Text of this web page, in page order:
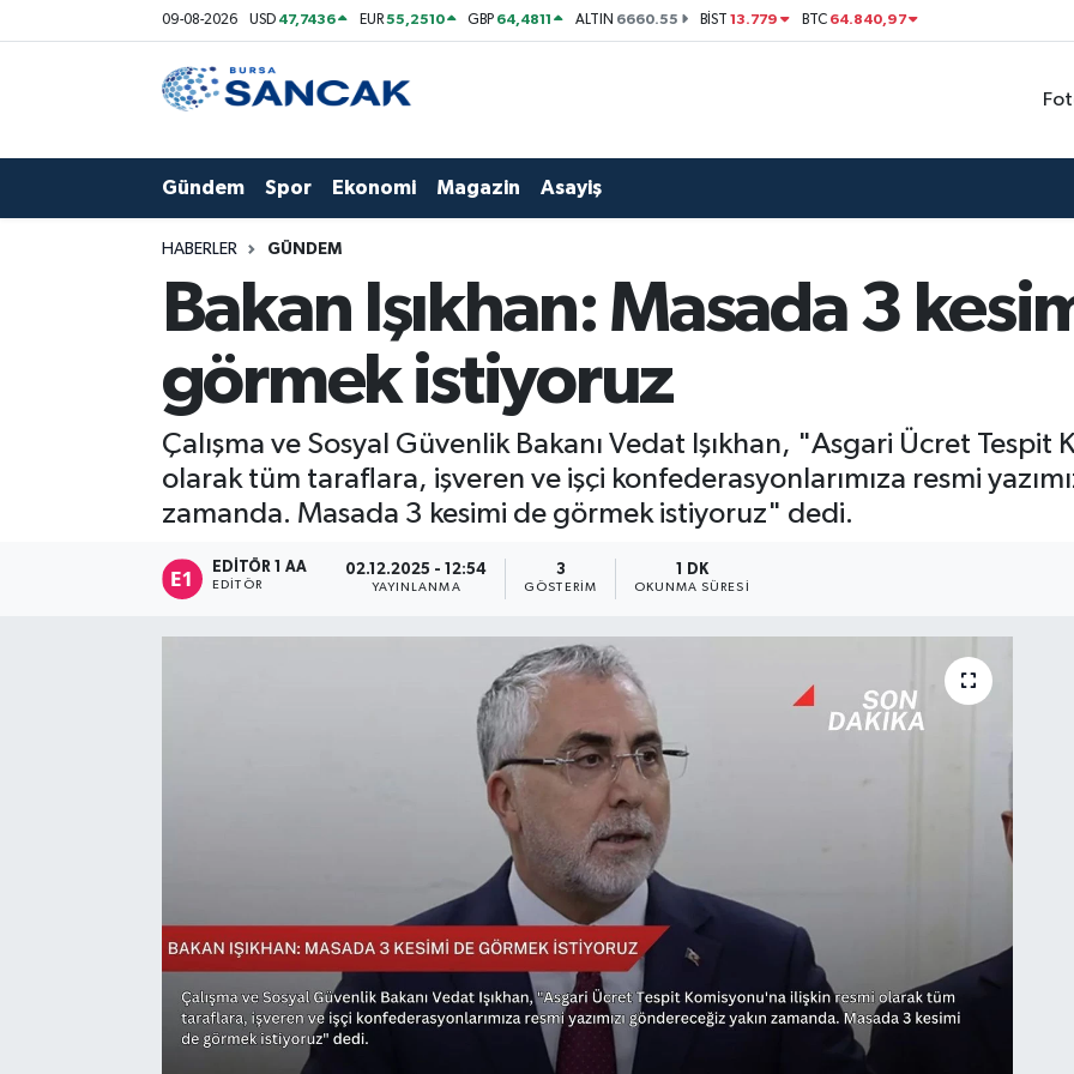
09-08-2026 USD 47,7436 EUR55,2510 GBP 64,4811 ALTIN 6660.55 BİST13.779 BTC 64.840,97
Gündem Spor Ekonomi Magazin Asayiş
HABERLER GÜNDEM
Bakan Işıkhan: Masada 3
görmek istiyoruz
Çalışma ve Sosyal Güvenlik Bakanı Vedat Işıkhan, "Asgari Ücret Tespit
olarak tüm taraflara, işveren ve işçi konfederasyonlarımıza resmi
zamanda. Masada 3 kesimi de görmek istiyoruz" dedi.
EDITÖR 1 AA
EDITÖR
02.12.2025 - 12:54
YAYINLANMA
3
GÖSTERIM
1 DK
OKUNMA SÜRESI
Hava Durumu
Son Dakika Haberleri
Haber Arşivi